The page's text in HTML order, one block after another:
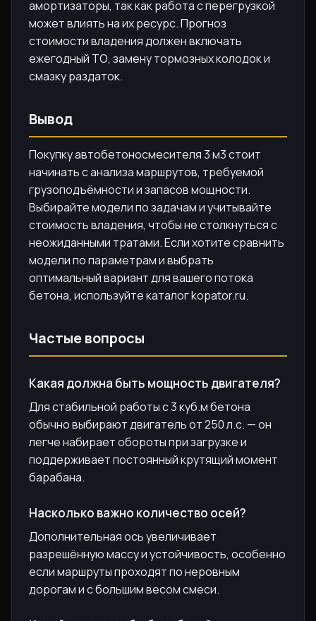
амортизаторы, так как работа с перегрузкой
может влиять на их ресурс. Прогноз
стоимости владения должен включать
ежегодный ТО, замену тормозных колодок и
смазку раздаток.
Вывод
Покупку автобетоносмесителя 3 м3 стоит
начинать с анализа маршрутов, требуемой
грузоподъёмности и запасов мощности.
Выбирайте модели по задачам и учитывайте
стоимость владения, чтобы не столкнуться с
неожиданными тратами. Если хотите сравнить
модели по параметрам и выбрать
оптимальный вариант для вашего потока
бетона, используйте каталог kopator.ru.
Частые вопросы
Какая должна быть мощность двигателя?
Для стабильной работы с 3 куб.м бетона
обычно выбирают двигатель от 250 л.с. — он
легче набирает обороты при загрузке и
поддерживает постоянный крутящий момент
барабана.
Насколько важно количество осей?
Дополнительная ось увеличивает
разрешённую массу и устойчивость, особенно
если маршруты проходят по неровным
дорогам и с большим весом смеси.